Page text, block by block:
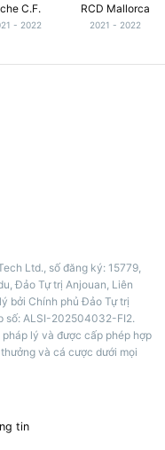
C.F.
- 2022
RCD Mallorca
2021 - 2022
Ltd., số đăng ký: 15779,
Đảo Tự trị Anjouan, Liên
bởi Chính phủ Đảo Tự trị
số: ALSI-202504032-FI2.
lý và được cấp phép hợp
và cá cược dưới mọi
tin